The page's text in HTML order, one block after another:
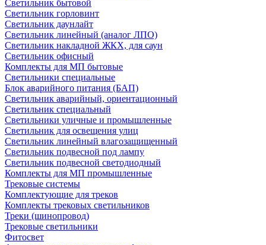
Светильник бытовой
Светильник горловинт
Светильник даунлайт
Светильник линейный (аналог ЛПО)
Светильник накладной ЖКХ, для саун
Светильник офисный
Комплекты для МП бытовые
Светильники специальные
Блок аварийного питания (БАП)
Светильник аварийный, ориентационный
Светильник специальный
Светильники уличные и промышленные
Светильник для освещения улиц
Светильник линейный влагозащищенный
Светильник подвесной под лампу
Светильник подвесной светодиодный
Комплекты для МП промышленные
Трековые системы
Комплектующие для треков
Комплекты трековых светильников
Треки (шинопровод)
Трековые светильники
Фитосвет